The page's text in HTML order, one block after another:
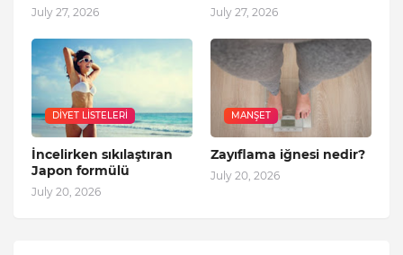
July 27, 2026 July 27, 2026
DIYET LISTELERI
İncelirken sıkılaştıran
Japon formülü
July 20, 2026
MANŞET
Zayıflama iğnesi nedir?
July 20, 2026